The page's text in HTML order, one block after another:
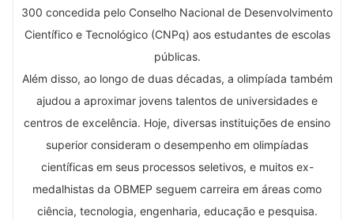
300 concedida pelo Conselho Nacional de Desenvolvimento
Científico e Tecnológico (CNPq) aos estudantes de escolas
públicas.
Além disso, ao longo de duas décadas, a olimpíada também
ajudou a aproximar jovens talentos de universidades e
centros de excelência. Hoje, diversas instituições de ensino
superior consideram o desempenho em olimpíadas
científicas em seus processos seletivos, e muitos ex-
medalhistas da OBMEP seguem carreira em áreas como
ciência, tecnologia, engenharia, educação e pesquisa.